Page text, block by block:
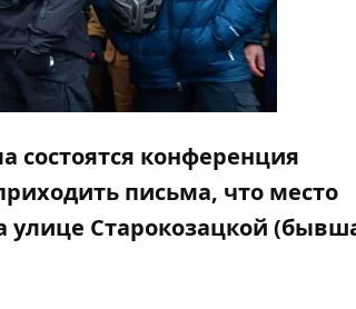
состоятся конференция
письма, что место
улице Старокозацкой